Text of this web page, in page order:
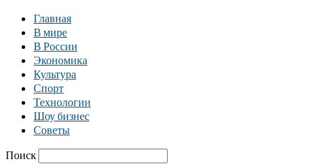
Главная
В мире
В России
Экономика
Культура
Спорт
Технологии
Шоу бизнес
Советы
Поиск